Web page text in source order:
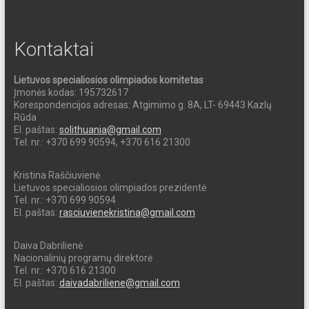
Kontaktai
Lietuvos specialiosios olimpiados komitetas
Įmonės kodas: 195732617
Korespondencijos adresas: Atgimimo g. 8A, LT- 69443 Kazlų
Rūda
El. paštas: solithuania@gmail.com
Tel. nr.: +370 699 90594, +370 616 21300
Kristina Raščiuvienė
Lietuvos specialiosios olimpiados prezidentė
Tel. nr.: +370 699 90594
El. paštas: rasciuvienekristina@gmail.com
Daiva Dabrilienė
Nacionalinių programų direktorė
Tel. nr.: +370 616 21300
El. paštas: daivadabriliene@gmail.com